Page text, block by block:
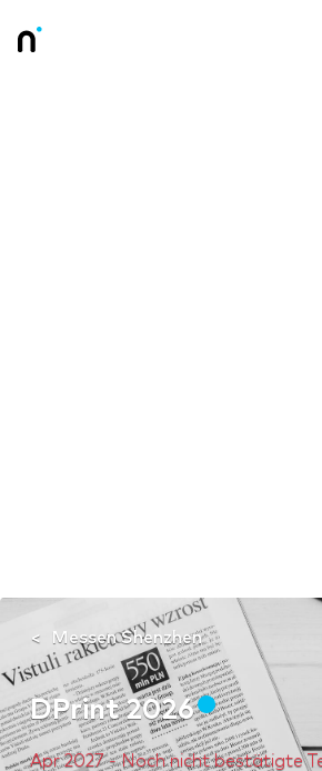
Messen Shenzhen
DPrint 2026
Apr 2027 - Noch nicht bestätigte